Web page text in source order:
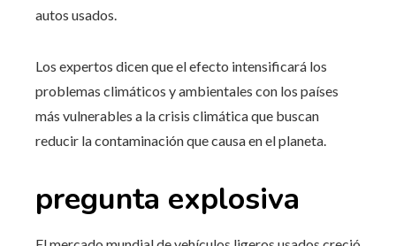
autos usados.
Los expertos dicen que el efecto intensificará los
problemas climáticos y ambientales con los países
más vulnerables a la crisis climática que buscan
reducir la contaminación que causa en el planeta.
pregunta explosiva